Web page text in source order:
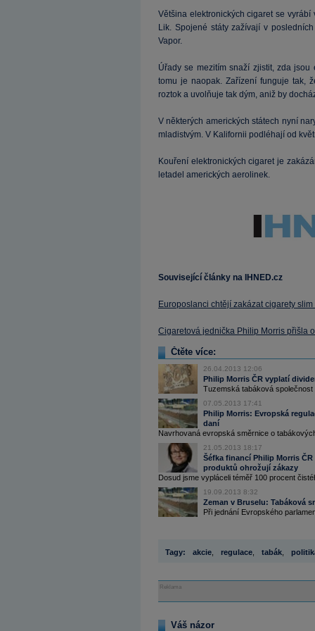
Většina elektronických cigaret se
Lik. Spojené státy zažívají v
Vapor.
Úřady se mezitím snaží zjistit, zda
tomu je naopak. Zařízení funguje tak,
roztok a uvolňuje tak dým, aniž by
V některých amerických státech nyní
mladistvým. V Kalifornii podléhají od
Kouření elektronických cigaret je
letadel amerických aerolinek.
Související články na IHNED.cz
Europoslanci chtějí zakázat cigarety
Cigaretová jednička Philip Morris přišla
Čtěte více:
26.04.2013 12:06
Philip Morris ČR vyplatí
Tuzemská tabáková
07.05.2013 17:41
Philip Morris: Evropská
daní
Navrhovaná evropská směrnice o
21.05.2013 18:17
Šéfka financí Philip Morris
produktů ohrožují zákazy
Dosud jsme vypláceli téměř 100 procent
19.09.2013 8:32
Zeman v Bruselu: Tabáková
Při jednání Evropského
Tagy: akcie regulace tabák
Reklama
Váš názor